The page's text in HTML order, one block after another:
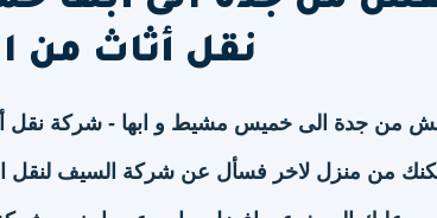
نقل أثاث من
من جدة الى خميس مشيط و ابها - شركة
من منزل لاخر فسأل عن شركة السيف